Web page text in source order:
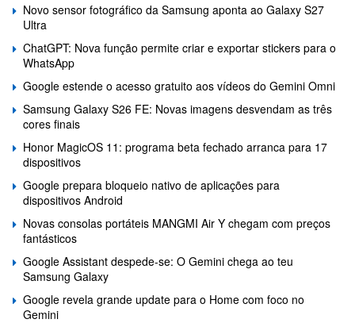
Novo sensor fotográfico da Samsung aponta ao Galaxy S27
Ultra
ChatGPT: Nova função permite criar e exportar stickers para o
WhatsApp
Google estende o acesso gratuito aos vídeos do Gemini Omni
Samsung Galaxy S26 FE: Novas imagens desvendam as três
cores finais
Honor MagicOS 11: programa beta fechado arranca para 17
dispositivos
Google prepara bloqueio nativo de aplicações para
dispositivos Android
Novas consolas portáteis MANGMI Air Y chegam com preços
fantásticos
Google Assistant despede-se: O Gemini chega ao teu
Samsung Galaxy
Google revela grande update para o Home com foco no
Gemini